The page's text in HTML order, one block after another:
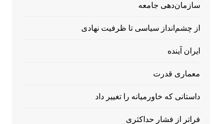
سازمان‌دهی جامعه
از چشم‌انداز سیاسی تا ظرفیت نهادی
ایران آینده
معماری قدرت
داستانی که خاورمیانه را تغییر داد
فراتر از فشار حداکثری